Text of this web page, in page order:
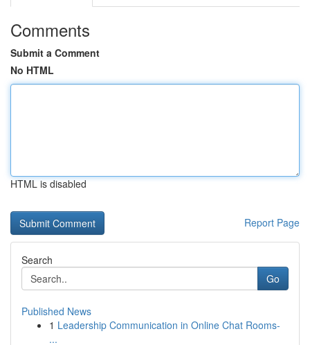
Comments
Submit a Comment
No HTML
HTML is disabled
Report Page
Search
Go
Published News
1 Leadership Communication in Online Chat Rooms-
...